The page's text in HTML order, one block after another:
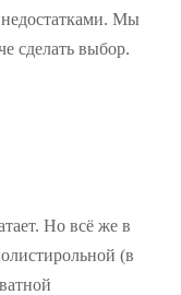
Мы
сделать выбор.
Но всё же в
(в